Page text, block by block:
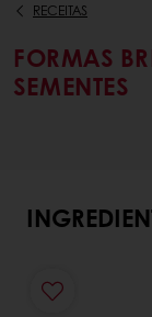
RECEITAS
FORMAS
SEMENTES